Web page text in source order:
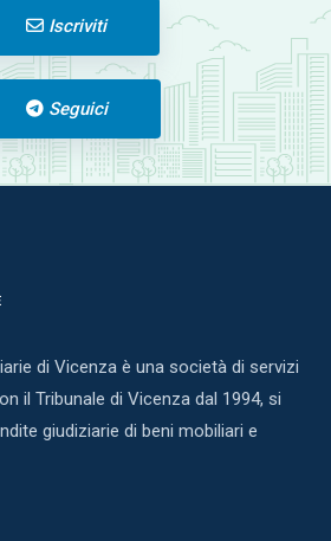
Iscriviti
Seguici
di Vicenza è una società di servizi
il Tribunale di Vicenza dal 1994, si
giudiziarie di beni mobiliari e